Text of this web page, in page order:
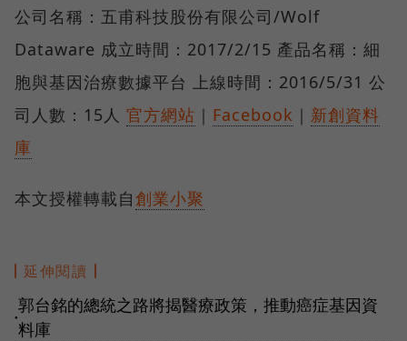
公司名稱：五甫科技股份有限公司/Wolf
Dataware 成立時間：2017/2/15 產品名稱：細
胞與基因治療數據平台 上線時間：2016/5/31 公
司人數：15人 官方網站 ｜ Facebook ｜ 新創資料
庫
本文授權轉載自創業小聚
延伸閱讀
●
郭台銘的總統之路將揭醫療政策，推動癌症基因資
料庫